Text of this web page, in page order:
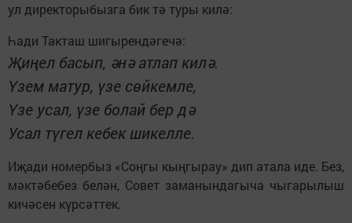
ул директорыбызга бик тә туры килә:
Һади Такташ шигырендәгечә:
Җиңел басып, әнә атлап килә.
Үзем матур, үзе сөйкемле,
Үзе усал, үзе болай бер дә
Усал түгел кебек шикелле.
Иҗади номербыз «Соңгы кыңгырау» дип атала иде. Без,
мәктәбебез белән, Совет заманындагыча чыгарылыш
кичәсен күрсәттек.